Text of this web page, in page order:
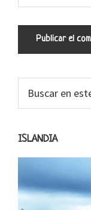
Barra
lateral
este
web
ISLANDIA